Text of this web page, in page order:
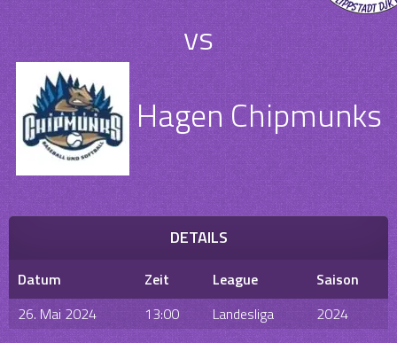
vs
Hagen Chipmunks
DETAILS
Datum Zeit League
Saison
26. Mai 2024
13:00 Landesliga 2024